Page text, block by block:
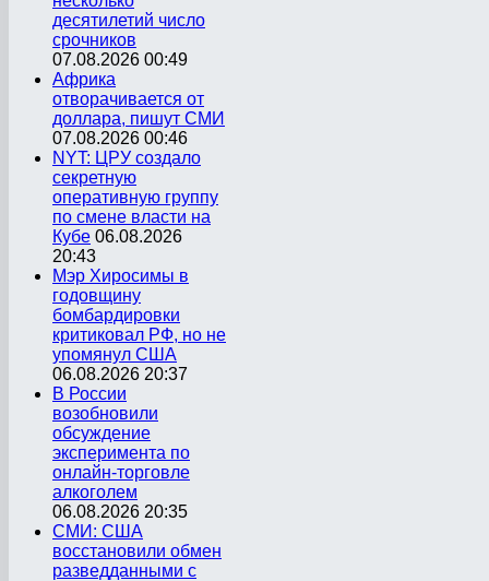
десятилетий число
срочников
07.08.2026 00:49
Африка
отворачивается от
доллара, пишут СМИ
07.08.2026 00:46
NYT: ЦРУ создало
секретную
оперативную группу
по смене власти на
Кубе 06.08.2026
20:43
Мэр Хиросимы в
годовщину
бомбардировки
критиковал РФ, но не
упомянул США
06.08.2026 20:37
В России
возобновили
обсуждение
эксперимента по
онлайн-торговле
алкоголем
06.08.2026 20:35
СМИ: США
восстановили обмен
разведданными с